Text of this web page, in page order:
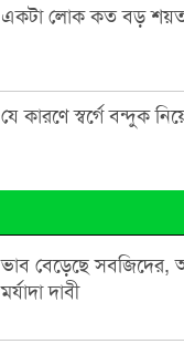
একটা লোক কত বড়
যে কারণে স্বর্গে বন্দুক
ভাব বেড়েছে
মর্যাদা দাবী